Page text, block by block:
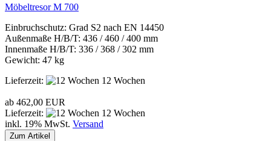
Möbeltresor M 700
Einbruchschutz: Grad S2 nach EN 14450
Außenmaße H/B/T: 436 / 460 / 400 mm
Innenmaße H/B/T: 336 / 368 / 302 mm
Gewicht: 47 kg
Lieferzeit:
12 Wochen
ab 462,00 EUR
Lieferzeit:
12 Wochen
inkl. 19% MwSt. Versand
Zum Artikel